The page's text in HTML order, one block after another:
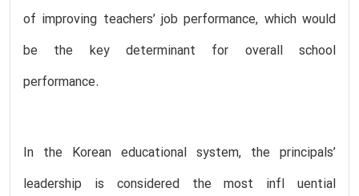
of improving teachers’ job performance, which would
be the key determinant for overall school
performance.
In the Korean educational system, the principals’
leadership is considered the most infl uential